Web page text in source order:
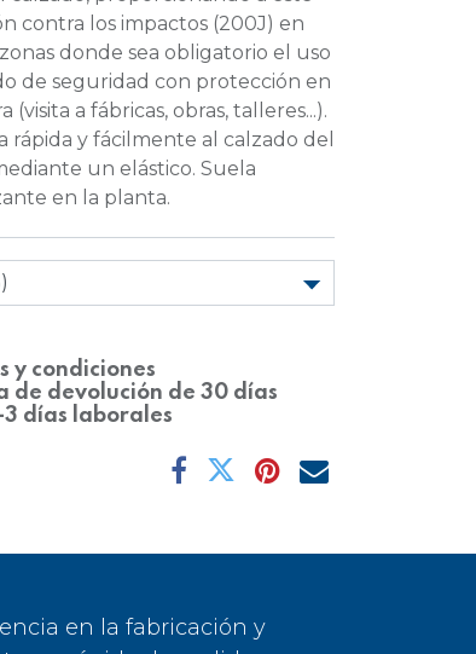
contra los impactos (200J) en
donde sea obligatorio el uso
de seguridad con protección en
(visita a fábricas, obras, talleres...).
rápida y fácilmente al calzado del
un elástico. Suela
en la planta.
y condiciones
de devolución de 30 días
3 días laborales
en la fabricación y